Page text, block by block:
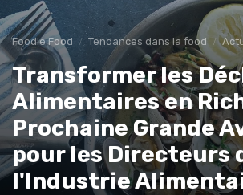
Foodie Food Tendances dans la food
Transformer les
Alimentaires en
Prochaine Grande
pour les Directeurs
l'Industrie